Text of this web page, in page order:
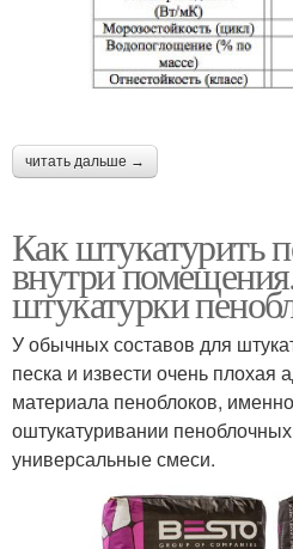
читать дальше →
Как штукатурить
внутри
штукатурки
У обычных составов для
песка и извести очень плохая
материала пеноблоков,
оштукатуривании
универсальные смеси.